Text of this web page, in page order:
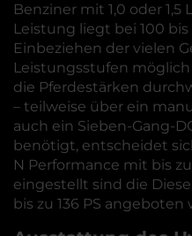
Benziner mit 1,0 oder
Leistung liegt bei 100 bis
Einbeziehen der vielen
Leistungsstufen
die Pferdestärken
– teilweise über ein
auch ein Sieben-Gang-
benötigt, entscheidet
N Performance mit bis
eingestellt sind die
bis zu 136 PS angeboten